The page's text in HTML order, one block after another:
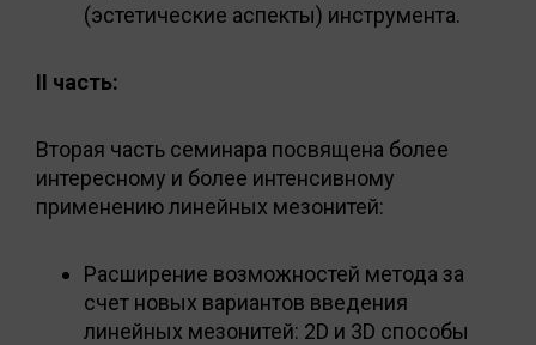
(эстетические аспекты) инструмента.
II часть:
Вторая часть семинара посвящена более
интересному и более интенсивному
применению линейных мезонитей:
Расширение возможностей метода за
счет новых вариантов введения
линейных мезонитей: 2D и 3D способы